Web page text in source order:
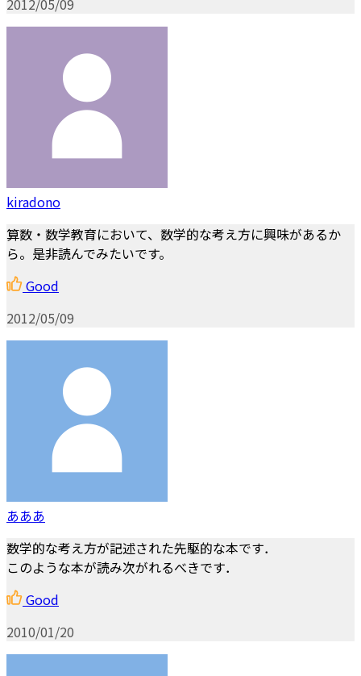
kiradono
算数・数学教育において、数学的な考え方に興味があるか
ら。是非読んでみたいです。
Good
2012/05/09
あああ
数学的な考え方が記述された先駆的な本です．
このような本が読み次がれるべきです．
Good
2010/01/20